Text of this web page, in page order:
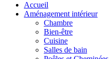
Accueil
Aménagement intérieur
Chambre
Bien-être
Cuisine
Salles de bain